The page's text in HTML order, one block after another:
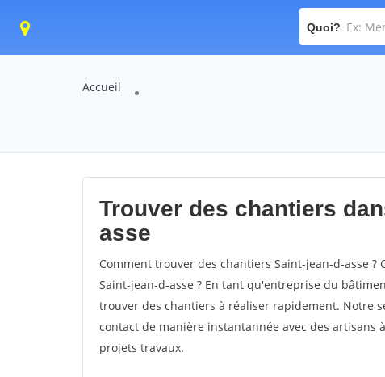
Quoi?
Accueil
Trouver des chantiers
asse
Comment trouver des chantiers Saint-jean-d-asse
Saint-jean-d-asse ? En tant qu'entreprise du
trouver des chantiers à réaliser rapidement. Notre
contact de manière instantannée avec des
projets travaux.